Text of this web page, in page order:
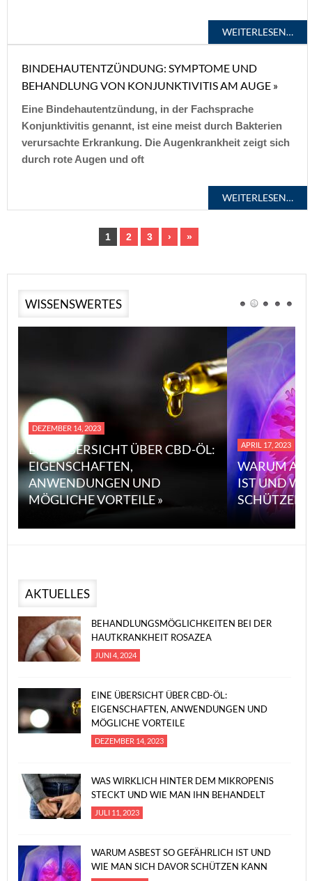
WEITERLESEN…
BINDEHAUTENTZÜNDUNG: SYMPTOME UND
BEHANDLUNG VON KONJUNKTIVITIS AM AUGE »
Eine Bindehautentzündung, in der Fachsprache
Konjunktivitis genannt, ist eine meist durch Bakterien
verursachte Erkrankung. Die Augenkrankheit zeigt sich
durch rote Augen und oft
WEITERLESEN…
1 2 3 › »
WISSENSWERTES
DEZEMBER 14, 2023
EINE ÜBERSICHT ÜBER CBD-ÖL:
EIGENSCHAFTEN,
ANWENDUNGEN UND
MÖGLICHE VORTEILE »
APRIL 17, 2023
WARUM
IST UND
SCHÜTZEN
AKTUELLES
BEHANDLUNGSMÖGLICHKEITEN BEI DER
HAUTKRANKHEIT ROSAZEA
JUNI 4, 2024
EINE ÜBERSICHT ÜBER CBD-ÖL:
EIGENSCHAFTEN, ANWENDUNGEN UND
MÖGLICHE VORTEILE
DEZEMBER 14, 2023
WAS WIRKLICH HINTER DEM MIKROPENIS
STECKT UND WIE MAN IHN BEHANDELT
JULI 11, 2023
WARUM ASBEST SO GEFÄHRLICH IST UND
WIE MAN SICH DAVOR SCHÜTZEN KANN